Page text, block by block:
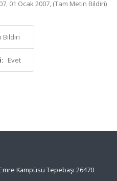
01 Ocak 2007, (Tam Metin Bildiri)
Bildiri
Evet
Kampüsü Tepebaşı 26470